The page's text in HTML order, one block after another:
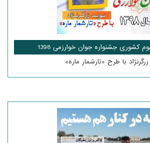
جشنواره جوان خوارزمی 1398
با طرح «تارشمار ماره»